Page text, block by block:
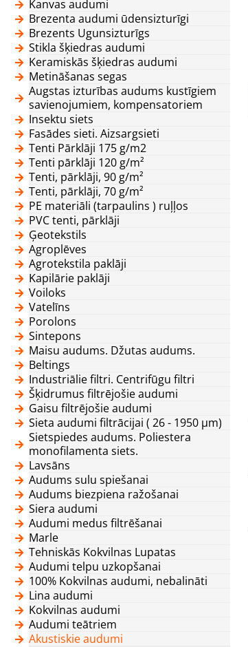
Kanvas audumi
Brezenta audumi ūdensizturīgi
Brezents Ugunsizturīgs
Stikla šķiedras audumi
Keramiskās šķiedras audumi
Metināšanas segas
Augstas izturības audums kustīgiem
savienojumiem, kompensatoriem
Insektu siets
Fasādes sieti. Aizsargsieti
Tenti Pārklāji 175 g/m2
Tenti pārklāji 120 g/m²
Tenti, pārklāji, 90 g/m²
Tenti, pārklāji, 70 g/m²
PE materiāli (tarpaulins ) ruļļos
PVC tenti, pārklāji
Ģeotekstils
Agroplēves
Agrotekstila paklāji
Kapilārie paklāji
Voiloks
Vatelīns
Porolons
Sintepons
Maisu audums. Džutas audums.
Beltings
Industriālie filtri. Centrifūgu filtri
Šķidrumus filtrējošie audumi
Gaisu filtrējošie audumi
Sieta audumi filtrācijai ( 26 - 1950 μm)
Sietspiedes audums. Poliestera
monofilamenta siets.
Lavsāns
Audums sulu spiešanai
Audums biezpiena ražošanai
Siera audumi
Audumi medus filtrēšanai
Marle
Tehniskās Kokvilnas Lupatas
Audumi telpu uzkopšanai
100% Kokvilnas audumi, nebalināti
Lina audumi
Kokvilnas audumi
Audumi teātriem
Akustiskie audumi